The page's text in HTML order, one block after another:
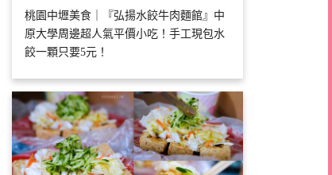
桃園中壢美食｜『弘揚水餃牛肉麵館』中
原大學周邊超人氣平價小吃！手工現包水
餃一顆只要5元！